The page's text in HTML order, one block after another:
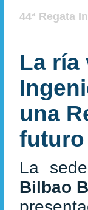
44ª Regata
La ría
una
futuro
La
Bilbao